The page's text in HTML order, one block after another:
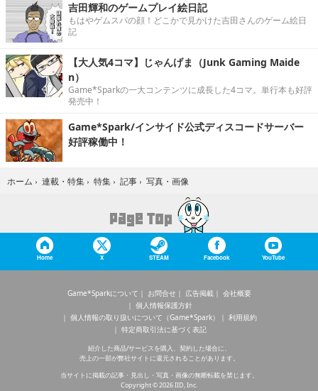
吉田輝和のゲームプレイ絵日記
もはやゲムスパの顔！どこかで見かけた吉田さんのゲーム絵日
記
【大人気4コマ】じゃんげま（Junk Gaming Maide
n）
Game*Sparkの一大コンテンツに成長した4コマ。単行本も好評
発売中！
Game*Spark/インサイド公式ディスコードサーバー
好評稼働中！
ホーム › 連載・特集 › 特集 › 記事 › 写真・画像
Home X STEAM Facebook YouTube
Game*Sparkについて お問合せ 広告掲載
会社概要
個人情報保護方針
個人情報の取り扱いについて（Game*Spark）
利用規約
特定商取引法に基づく表記
紹介した商品/サービスを購入、契約した場合に、
売上の一部が弊社サイトに還元されることがあります。
当サイトに掲載の記事・見出し・写真・画像の無断転載を禁じます。
Copyright © 2026 IID, Inc.